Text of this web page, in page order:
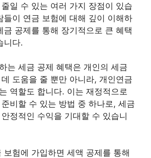
일 수 있는 여러 가지 장점이 있습
들이 연금 보험에 대해 깊이 이해하
금 공제를 통해 장기적으로 큰 혜택
니다.
는 세금 공제 혜택은 개인의 세금
도움을 줄 뿐만 아니라, 개인연금
역할도 합니다. 이는 재정적으로
비할 수 있는 방법 중 하나로, 세금
정적인 수익을 기대할 수 있습니
보험에 가입하면 세액 공제를 통해